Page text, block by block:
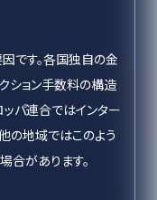
です。各国独自の金
ション手数料の構造
ッパ連合ではインター
の地域ではこのよう
合があります。